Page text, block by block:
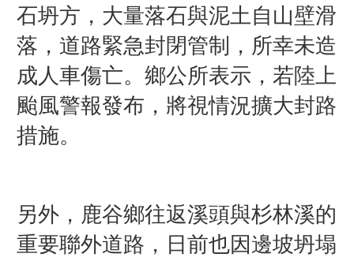
石坍方，大量落石與泥土自山壁滑
落，道路緊急封閉管制，所幸未造
成人車傷亡。鄉公所表示，若陸上
颱風警報發布，將視情況擴大封路
措施。
另外，鹿谷鄉往返溪頭與杉林溪的
重要聯外道路，日前也因邊坡坍塌